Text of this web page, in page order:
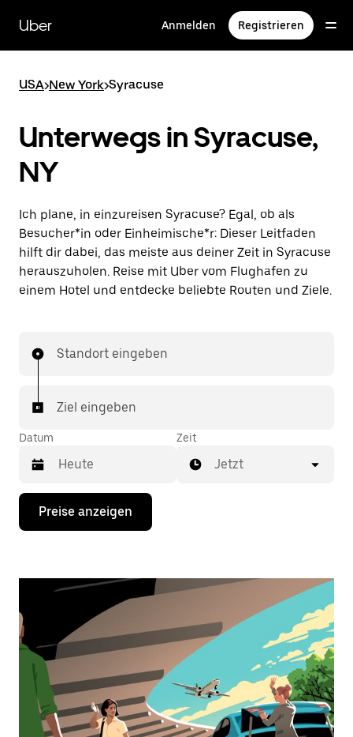
zum
Hauptinhalt
Uber Anmelden Registrieren
USA>New York>Syracuse
Unterwegs in Syracuse,
NY
Ich plane, in einzureisen Syracuse? Egal, ob als
Besucher*in oder Einheimische*r: Dieser Leitfaden
hilft dir dabei, das meiste aus deiner Zeit in Syracuse
herauszuholen. Reise mit Uber vom Flughafen zu
einem Hotel und entdecke beliebte Routen und Ziele.
Standort eingeben
Ziel eingeben
Datum
Drücke
Nach-
Kalender
zu
interagieren
und
ein
Datum
auszuwählen.
Drücke
Zeit
Jetzt
Preise anzeigen